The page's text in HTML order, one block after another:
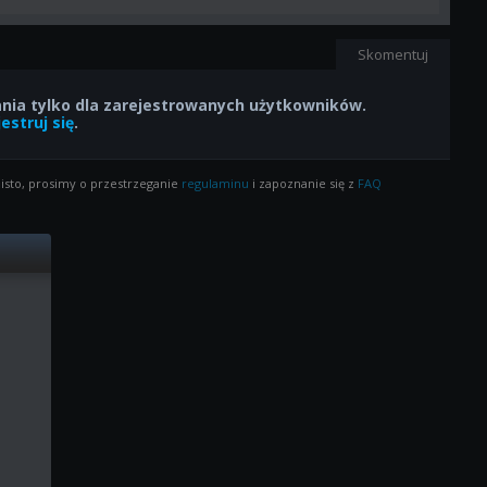
Skomentuj
tylko dla zarejestrowanych użytkowników.
się.
prosimy o przestrzeganie regulaminu i zapoznanie się z FAQ